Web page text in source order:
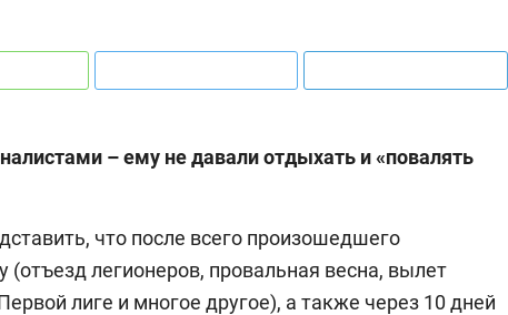
–ему не давали отдыхать и «повалять
что после всего произошедшего
(отъезд легионеров, провальная весна, вылет
лиге и многое другое), а также через 10 дней